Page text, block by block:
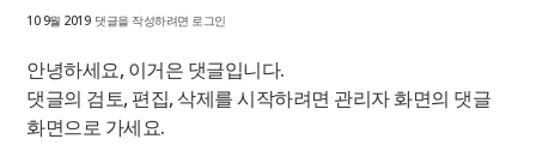
10 9월 2019 댓글을 작성하려면 로그인
안녕하세요, 이거은 댓글입니다.
댓글의 검토, 편집, 삭제를 시작하려면 관리자 화면의 댓글
화면으로 가세요.